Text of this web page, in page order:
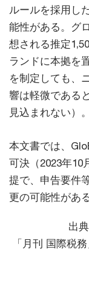
ルールを採用し
能性がある。グ
想される推定
ランドに本拠を
を制定しても、
響は軽微である
見込まれない）。
本文書では、
可決（2023年10
提で、申告要件
更の可能性があ
出
「月刊 国際税